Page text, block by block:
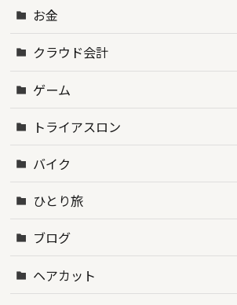
お金
クラウド会計
ゲーム
トライアスロン
バイク
ひとり旅
ブログ
ヘアカット